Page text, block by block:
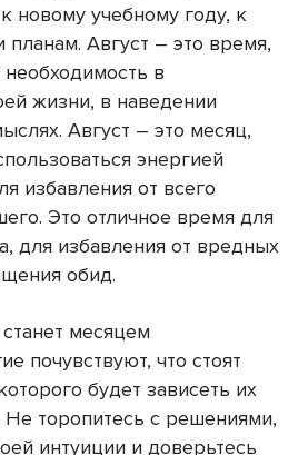
новому учебному году, к
Август – это время,
в
жизни, в наведении
Август – это месяц,
энергией
избавления от всего
Это отличное время для
для избавления от вредных
обид.
месяцем
почувствуют, что стоят
будет зависеть их
торопитесь с решениями,
интуиции и доверьтесь